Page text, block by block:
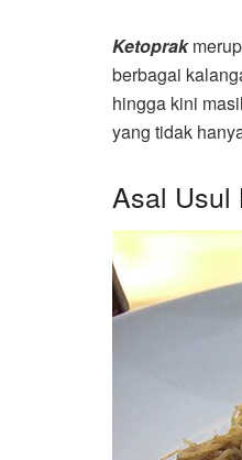
Ketoprak
berbagai
hingga kini
yang tidak
Asal Usul